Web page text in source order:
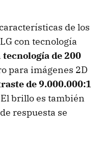
de los
con tecnología
tecnología de 200
para imágenes 2D
de 9.000.000:1
brillo es también
respuesta se